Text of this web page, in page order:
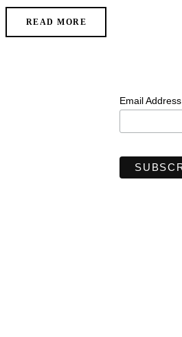
READ MORE
Email Address